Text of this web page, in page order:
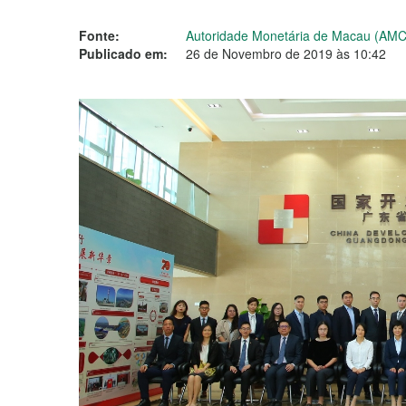
Fonte:
Autoridade Monetária de Macau
Publicado em:
26 de Novembro de 2019 às 10:42